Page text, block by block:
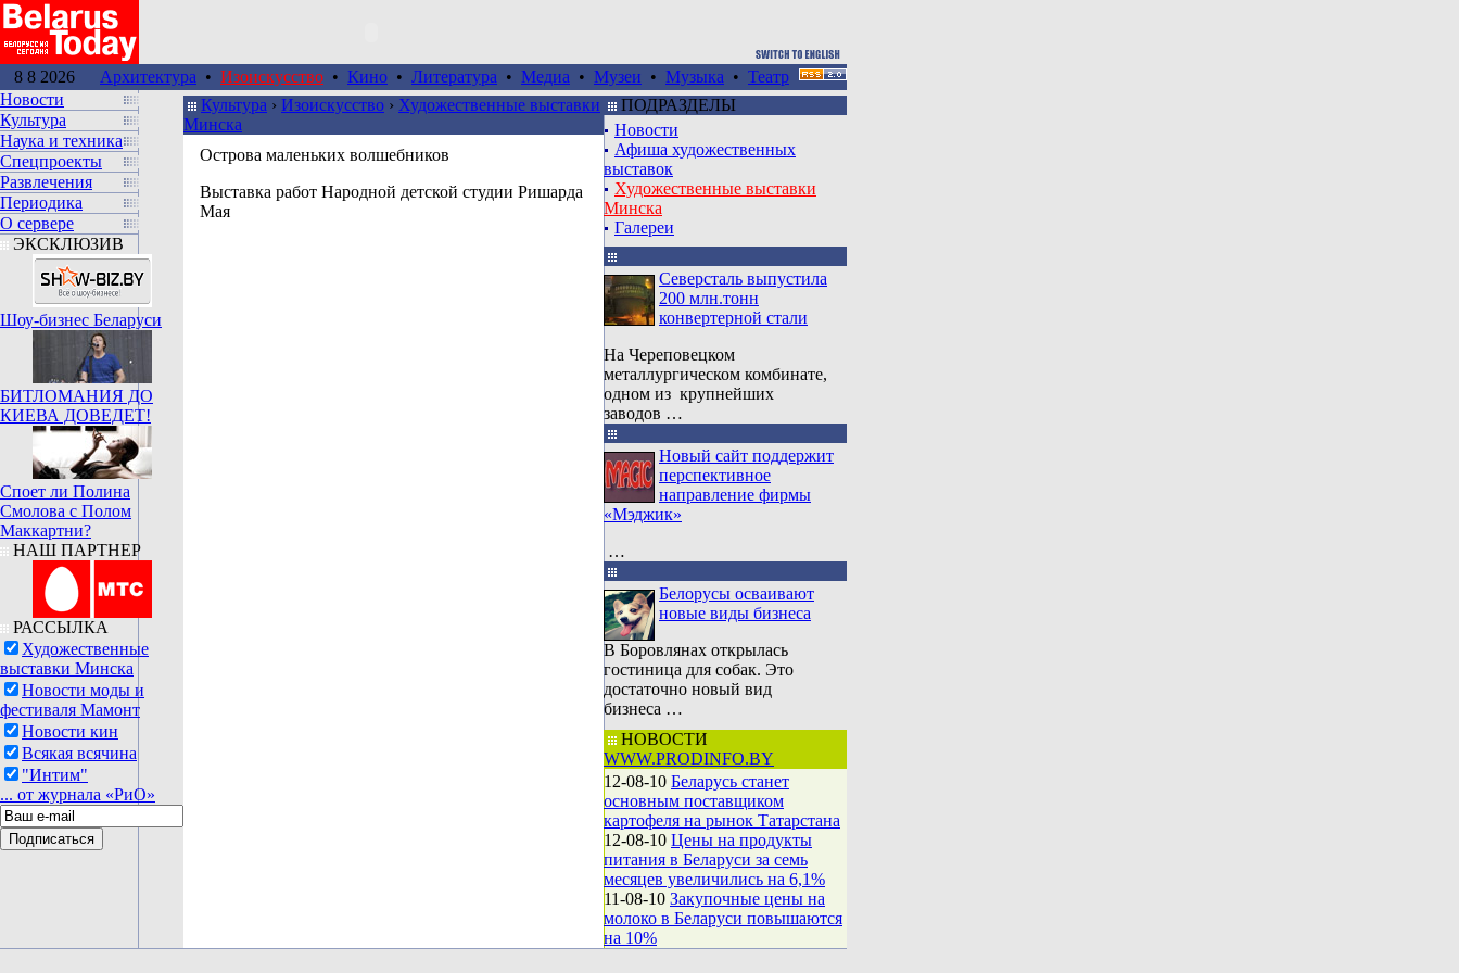
8 8 2026 Архитектура • Изоискусство • Кино • Литература • Медиа • Музеи • Музыка • Театр
Новости
Культура
Наука и техника
Спецпроекты
Развлечения
Периодика
О сервере
ЭКСКЛЮЗИВ
Шоу-бизнес Беларуси
БИТЛОМАНИЯ ДО
КИЕВА ДОВЕДЕТ!
Споет ли Полина
Смолова с Полом
Маккартни?
НАШ ПАРТНЕР
РАССЫЛКА
Художественные
выставки Минска
Новости моды и
фестиваля Мамонт
Новости кин
Всякая всячина
"Интим"
... от журнала «РиО»
Культура › Изоискусство › Художественные выставки
Минска
Острова маленьких волшебников
Выставка работ Народной детской студии Ришарда
Мая
ПОДРАЗДЕЛЫ
Новости
Афиша художественных
выставок
Художественные выставки
Минска
Галереи
Северсталь выпустила
200 млн.тонн
конвертерной стали
На Череповецком
металлургическом комбинате,
одном из крупнейших
заводов …
Новый сайт поддержит
перспективное
направление фирмы
«Мэджик»
…
Белорусы осваивают
новые виды бизнеса
В Боровлянах открылась
гостиница для собак. Это
достаточно новый вид
бизнеса …
НОВОСТИ
WWW.PRODINFO.BY
12-08-10 Беларусь станет
основным поставщиком
картофеля на рынок Татарстана
12-08-10 Цены на продукты
питания в Беларуси за семь
месяцев увеличились на 6,1%
11-08-10 Закупочные цены на
молоко в Беларуси повышаются
на 10%